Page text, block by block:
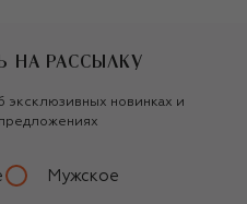
НА РАССЫЛКУ
эксклюзивных новинках и
Мужское